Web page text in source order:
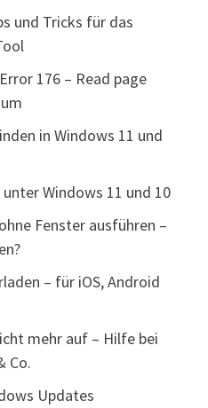
und Tricks für das
176 – Read page
in Windows 11 und
Windows 11 und 10
Fenster ausführen –
– für iOS, Android
mehr auf – Hilfe bei
Co.
Updates